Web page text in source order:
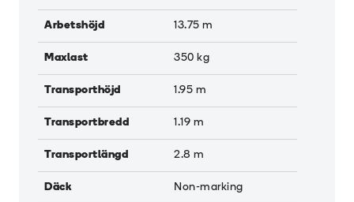
Arbetshöjd 13.75 m
Maxlast 350 kg
Transporthöjd 1.95 m
Transportbredd 1.19 m
Transportlängd 2.8 m
Däck Non-marking